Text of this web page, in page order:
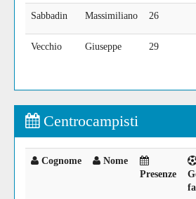
Sabbadin Massimiliano 26
Vecchio Giuseppe 29
Centrocampisti
Cognome
Nome
Presenze